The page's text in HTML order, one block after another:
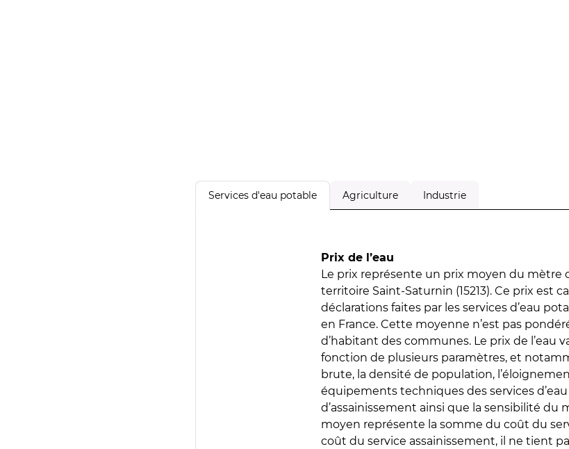
Services d'eau potable Agriculture Industrie
Prix de l’eau
Le prix représente un prix moyen du mètre
territoire Saint-Saturnin (15213). Ce prix est
déclarations faites par les services d’eau
en France. Cette moyenne n’est pas
d’habitant des communes. Le prix de l’eau
fonction de plusieurs paramètres, et
brute, la densité de population,
équipements techniques des services
d’assainissement ainsi que la sensibilité du
moyen représente la somme du coût du
coût du service assainissement, il ne tient